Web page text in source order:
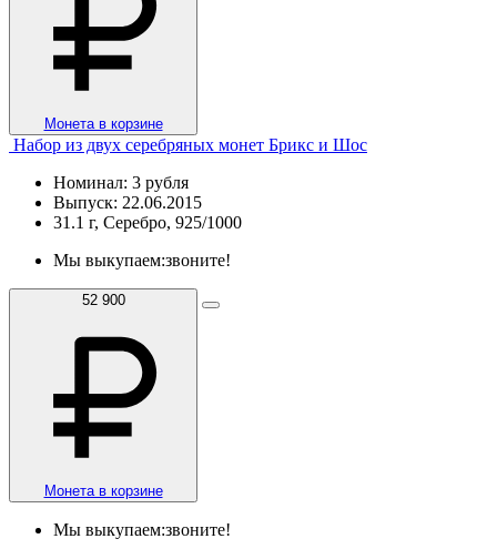
Монета в корзине
Набор из двух серебряных монет Брикс и Шос
Номинал: 3 рубля
Выпуск: 22.06.2015
31.1 г, Серебро, 925/1000
Мы выкупаем:звоните!
52 900
Монета в корзине
Мы выкупаем:звоните!